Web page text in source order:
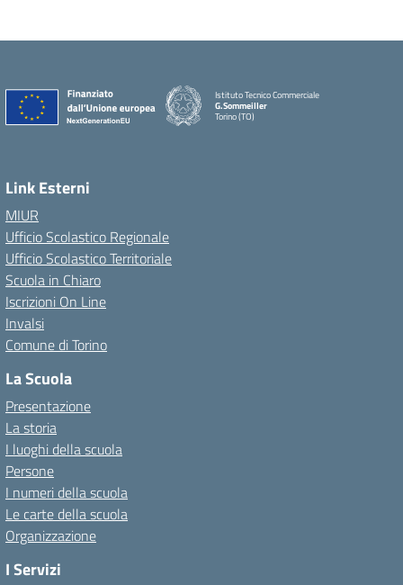
Istituto Tecnico Commerciale
G.Sommeiller
Torino (TO)
Link Esterni
MIUR
Ufficio Scolastico Regionale
Ufficio Scolastico Territoriale
Scuola in Chiaro
Iscrizioni On Line
Invalsi
Comune di Torino
La Scuola
Presentazione
La storia
I luoghi della scuola
Persone
I numeri della scuola
Le carte della scuola
Organizzazione
I Servizi